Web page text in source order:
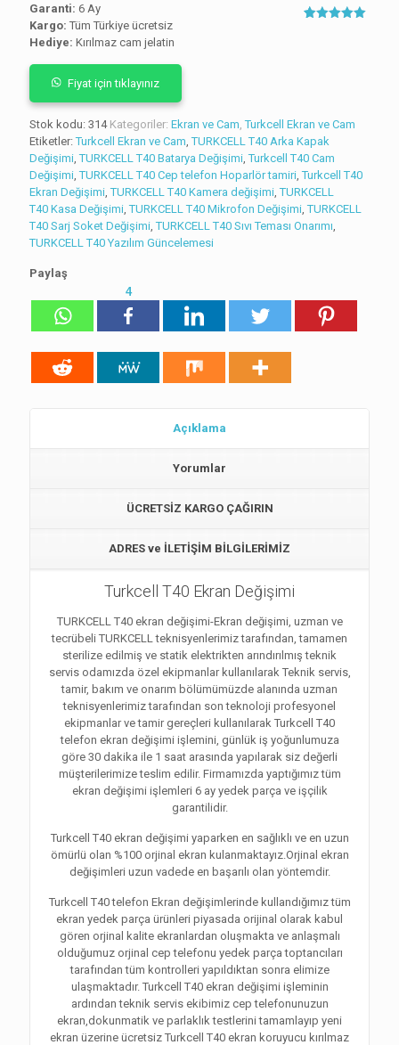
Garanti: 6 Ay
Kargo: Tüm Türkiye ücretsiz
Hediye: Kırılmaz cam jelatin
Fiyat için tıklayınız
Stok kodu: 314 Kategoriler: Ekran ve Cam ,Turkcell Ekran ve Cam
Etiketler:Turkcell Ekran ve Cam ,TURKCELL T40 Arka Kapak
Değişimi ,TURKCELL T40 Batarya Değişimi ,Turkcell T40 Cam
Değişimi ,TURKCELL T40 Cep telefon Hoparlör tamiri ,Turkcell T40
Ekran Değişimi ,TURKCELL T40 Kamera değişimi ,TURKCELL
T40 Kasa Değişimi ,TURKCELL T40 Mikrofon Değişimi ,TURKCELL
T40 Sarj Soket Değişimi ,TURKCELL T40 Sıvı Teması Onarımı
TURKCELL T40 Yazılım Güncelemesi
Paylaş
4
Açıklama
Yorumlar
ÜCRETSİZ KARGO ÇAĞIRIN
ADRES ve İLETİŞİM BİLGİLERİMİZ
Turkcell T40 Ekran Değişimi
TURKCELL T40 ekran değişimi-Ekran değişimi, uzman ve
tecrübeli TURKCELL teknisyenlerimiz tarafından, tamamen
sterilize edilmiş ve statik elektrikten arındırılmış teknik
servis odamızda özel ekipmanlar kullanılarak Teknik servis,
tamir, bakım ve onarım bölümümüzde alanında uzman
teknisyenlerimiz tarafından son teknoloji profesyonel
ekipmanlar ve tamir gereçleri kullanılarak Turkcell T40
telefon ekran değişimi işlemini, günlük iş yoğunlumuza
göre 30 dakika ile 1 saat arasında yapılarak siz değerli
müşterilerimize teslim edilir. Firmamızda yaptığımız tüm
ekran değişimi işlemleri 6 ay yedek parça ve işçilik
garantilidir.
Turkcell T40 ekran değişimi yaparken en sağlıklı ve en uzun
ömürlü olan %100 orjinal ekran kulanmaktayız.Orjinal ekran
değişimleri uzun vadede en başarılı olan yöntemdir.
Turkcell T40 telefon Ekran değişimlerinde kullandığımız tüm
ekran yedek parça ürünleri piyasada orijinal olarak kabul
gören orjinal kalite ekranlardan oluşmakta ve anlaşmalı
olduğumuz orjinal cep telefonu yedek parça toptancıları
tarafından tüm kontrolleri yapıldıktan sonra elimize
ulaşmaktadır. Turkcell T40 ekran değişimi işleminin
ardından teknik servis ekibimiz cep telefonunuzun
ekran,dokunmatik ve parlaklık testlerini tamamlayıp yeni
ekran üzerine ücretsiz Turkcell T40 ekran koruyucu kırılmaz